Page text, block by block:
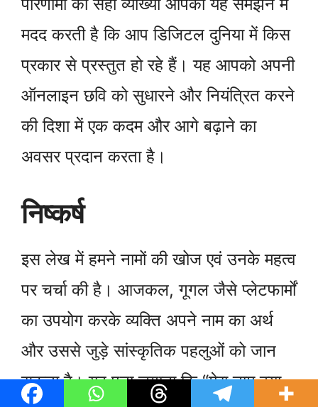
मदद करती है कि आप डिजिटल दुनिया में किस
प्रकार से प्रस्तुत हो रहे हैं। यह आपको अपनी
ऑनलाइन छवि को सुधारने और नियंत्रित करने
की दिशा में एक कदम और आगे बढ़ाने का
अवसर प्रदान करता है।
निष्कर्ष
इस लेख में हमने नामों की खोज एवं उनके महत्व
पर चर्चा की है। आजकल, गूगल जैसे प्लेटफार्मों
का उपयोग करके व्यक्ति अपने नाम का अर्थ
और उससे जुड़े सांस्कृतिक पहलुओं को जान
सकता है। यह पता लगाना कि “मेरा नाम क्या